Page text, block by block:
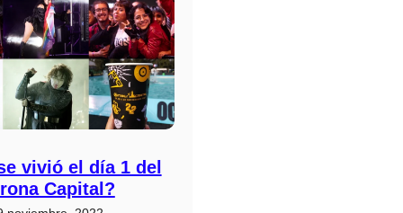
vivió el día 1 del
Capital?